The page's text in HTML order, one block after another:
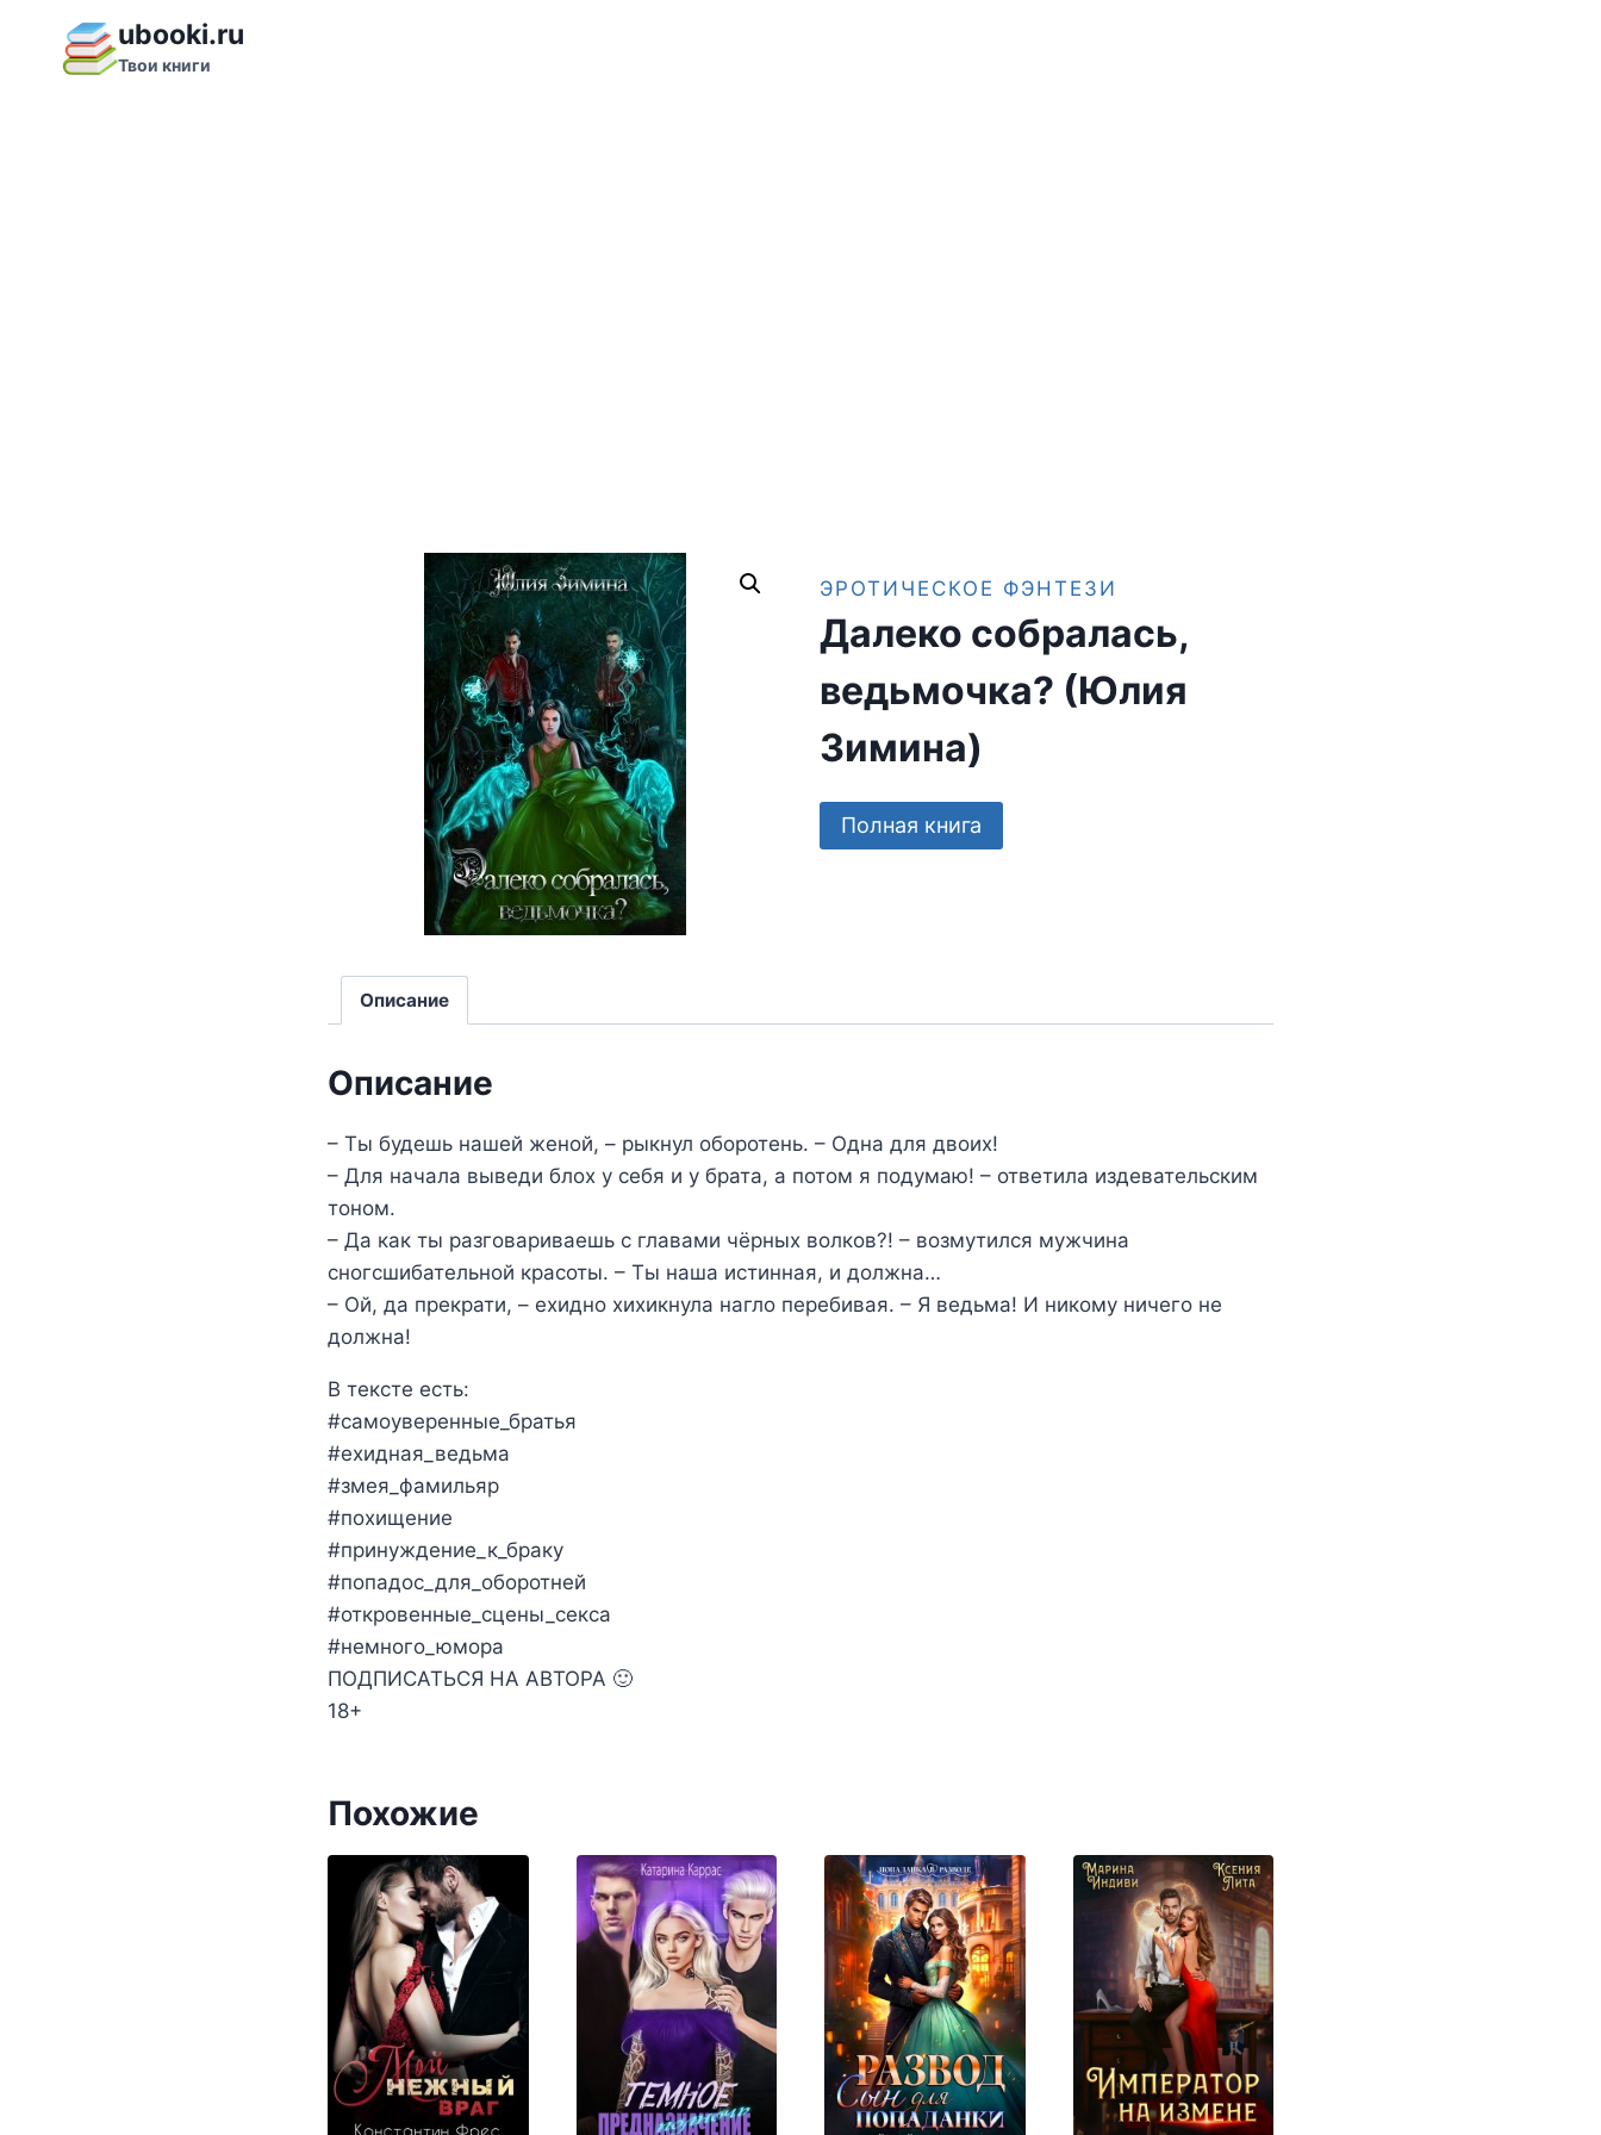
содержимому
ubooki.ru
Твои книги
ЭРОТИЧЕСКОЕ ФЭНТЕЗИ
Далеко собралась,
ведьмочка? (Юлия
Зимина)
Полная книга
Описание
Описание
– Ты будешь нашей женой, – рыкнул оборотень. – Одна для двоих!
– Для начала выведи блох у себя и у брата, а потом я подумаю! – ответила издевательским
тоном.
– Да как ты разговариваешь с главами чёрных волков?! – возмутился мужчина
сногсшибательной красоты. – Ты наша истинная, и должна…
– Ой, да прекрати, – ехидно хихикнула нагло перебивая. – Я ведьма! И никому ничего не
должна!
В тексте есть:
#самоуверенные_братья
#ехидная_ведьма
#змея_фамильяр
#похищение
#принуждение_к_браку
#попадос_для_оборотней
#откровенные_сцены_секса
#немного_юмора
ПОДПИСАТЬСЯ НА АВТОРА 🙂
18+
Похожие